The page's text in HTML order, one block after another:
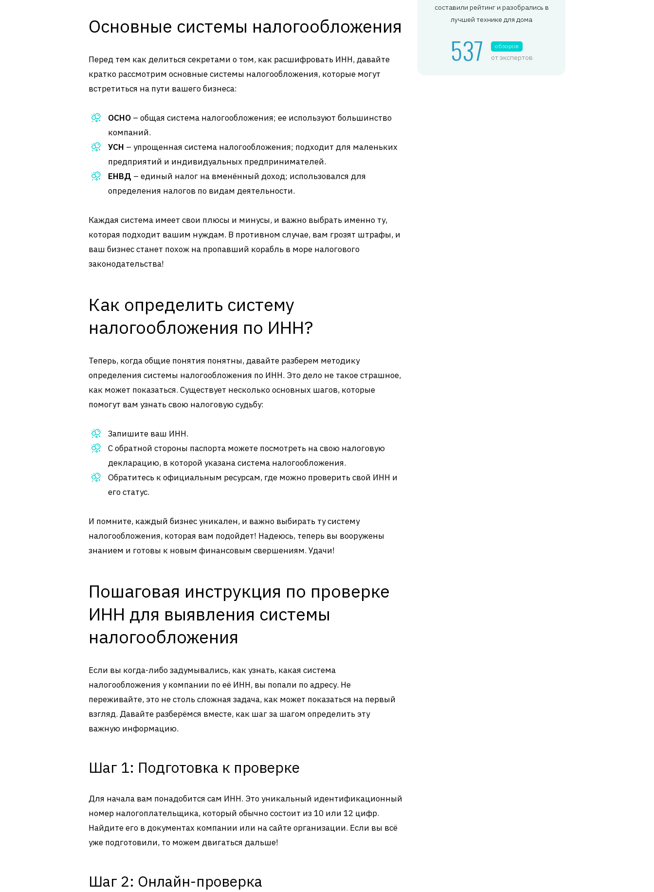
Основные системы налогообложения
Перед тем как делиться секретами о том, как расшифровать ИНН, давайте
кратко рассмотрим основные системы налогообложения, которые могут
встретиться на пути вашего бизнеса:
ОСНО – общая система налогообложения; ее используют большинство
компаний.
УСН – упрощенная система налогообложения; подходит для маленьких
предприятий и индивидуальных предпринимателей.
ЕНВД – единый налог на вменённый доход; использовался для
определения налогов по видам деятельности.
Каждая система имеет свои плюсы и минусы, и важно выбрать именно ту,
которая подходит вашим нуждам. В противном случае, вам грозят штрафы, и
ваш бизнес станет похож на пропавший корабль в море налогового
законодательства!
Как определить систему
налогообложения по ИНН?
Теперь, когда общие понятия понятны, давайте разберем методику
определения системы налогообложения по ИНН. Это дело не такое страшное,
как может показаться. Существует несколько основных шагов, которые
помогут вам узнать свою налоговую судьбу:
Запишите ваш ИНН.
С обратной стороны паспорта можете посмотреть на свою налоговую
декларацию, в которой указана система налогообложения.
Обратитесь к официальным ресурсам, где можно проверить свой ИНН и
его статус.
И помните, каждый бизнес уникален, и важно выбирать ту систему
налогообложения, которая вам подойдет! Надеюсь, теперь вы вооружены
знанием и готовы к новым финансовым свершениям. Удачи!
Пошаговая инструкция по проверке
ИНН для выявления системы
налогообложения
Если вы когда-либо задумывались, как узнать, какая система
налогообложения у компании по её ИНН, вы попали по адресу. Не
переживайте, это не столь сложная задача, как может показаться на первый
взгляд. Давайте разберёмся вместе, как шаг за шагом определить эту
важную информацию.
Шаг 1: Подготовка к проверке
Для начала вам понадобится сам ИНН. Это уникальный идентификационный
номер налогоплательщика, который обычно состоит из 10 или 12 цифр.
Найдите его в документах компании или на сайте организации. Если вы всё
уже подготовили, то можем двигаться дальше!
Шаг 2: Онлайн-проверка
составили рейтинг и разобрались в
лучшей технике для дома
537 обзоров
от экспертов